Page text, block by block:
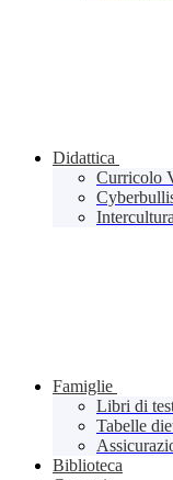
Didattica
Curricolo
Intercultura
Famiglie
Libri di
Tabelle
Biblioteca